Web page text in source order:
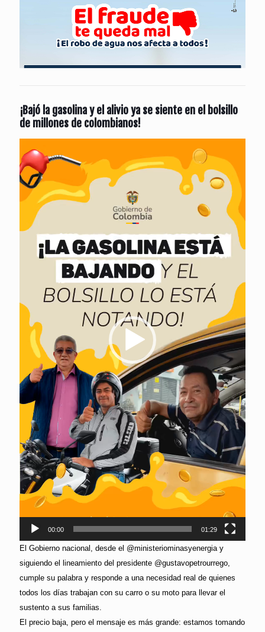
¡Bajó la gasolina y el alivio ya se siente en el bolsillo
de millones de colombianos!
de
vídeo
00:00 01:29
El Gobierno nacional, desde el @ministeriominasyenergia y
siguiendo el lineamiento del presidente @gustavopetrourrego,
cumple su palabra y responde a una necesidad real de quienes
todos los días trabajan con su carro o su moto para llevar el
sustento a sus familias.
El precio baja, pero el mensaje es más grande: estamos tomando